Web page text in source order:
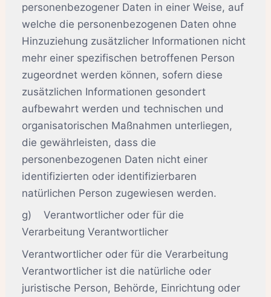
personenbezogener Daten in einer Weise, auf
welche die personenbezogenen Daten ohne
Hinzuziehung zusätzlicher Informationen nicht
mehr einer spezifischen betroffenen Person
zugeordnet werden können, sofern diese
zusätzlichen Informationen gesondert
aufbewahrt werden und technischen und
organisatorischen Maßnahmen unterliegen,
die gewährleisten, dass die
personenbezogenen Daten nicht einer
identifizierten oder identifizierbaren
natürlichen Person zugewiesen werden.
g) Verantwortlicher oder für die
Verarbeitung Verantwortlicher
Verantwortlicher oder für die Verarbeitung
Verantwortlicher ist die natürliche oder
juristische Person, Behörde, Einrichtung oder